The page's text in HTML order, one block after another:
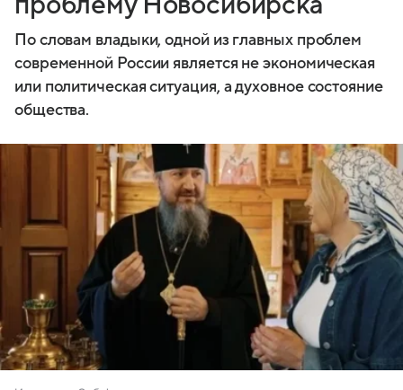
По словам владыки, одной из главных проблем
современной России является не экономическая
или политическая ситуация, а духовное состояние
общества.